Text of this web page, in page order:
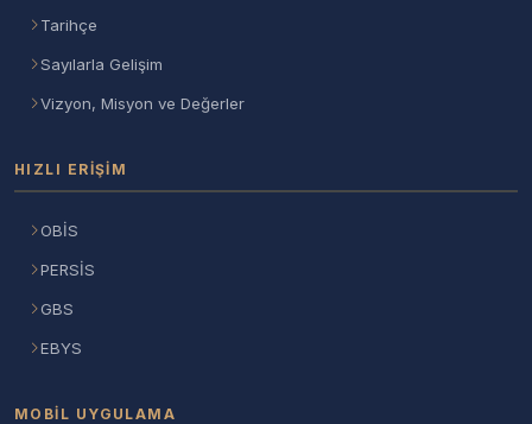
Tarihçe
Sayılarla Gelişim
Vizyon, Misyon ve Değerler
HIZLI ERIŞIM
OBİS
PERSİS
GBS
EBYS
MOBIL UYGULAMA